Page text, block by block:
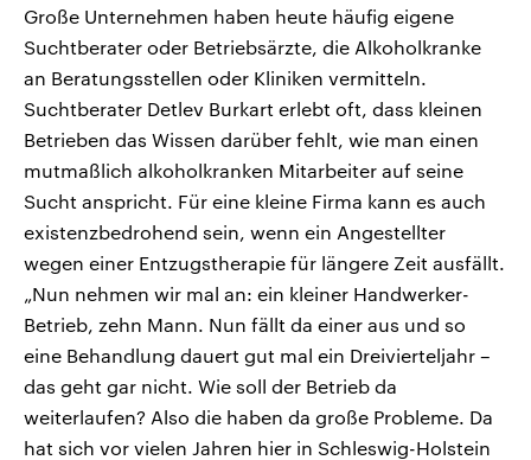
Große Unternehmen haben heute häufig eigene
Suchtberater oder Betriebsärzte, die Alkoholkranke
an Beratungsstellen oder Kliniken vermitteln.
Suchtberater Detlev Burkart erlebt oft, dass kleinen
Betrieben das Wissen darüber fehlt, wie man einen
mutmaßlich alkoholkranken Mitarbeiter auf seine
Sucht anspricht. Für eine kleine Firma kann es auch
existenzbedrohend sein, wenn ein Angestellter
wegen einer Entzugstherapie für längere Zeit ausfällt.
„Nun nehmen wir mal an: ein kleiner Handwerker-
Betrieb, zehn Mann. Nun fällt da einer aus und so
eine Behandlung dauert gut mal ein Dreivierteljahr –
das geht gar nicht. Wie soll der Betrieb da
weiterlaufen? Also die haben da große Probleme. Da
hat sich vor vielen Jahren hier in Schleswig-Holstein